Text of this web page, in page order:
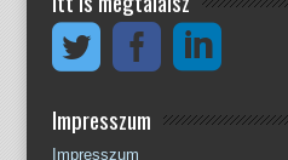
Impresszum
Impresszum